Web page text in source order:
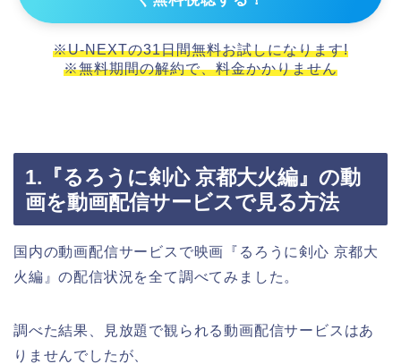
※U-NEXTの31日間無料お試しになります!
※無料期間の解約で、料金かかりません
1.『るろうに剣心 京都大火編』の動
画を動画配信サービスで見る方法
国内の動画配信サービスで映画『るろうに剣心 京都大
火編』の配信状況を全て調べてみました。
調べた結果、見放題で観られる動画配信サービスはあ
りませんでしたが、